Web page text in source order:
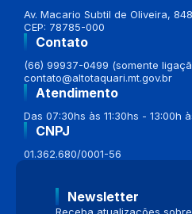
Av. Macario Subtil de Oliveira, 848
CEP: 78785-000
Contato
(66) 99937-0499 (somente
contato@altotaquari.mt.gov.br
Atendimento
Das 07:30hs às 11:30hs - 13:00h
CNPJ
01.362.680/0001-56
Newsletter
Receba atualizações